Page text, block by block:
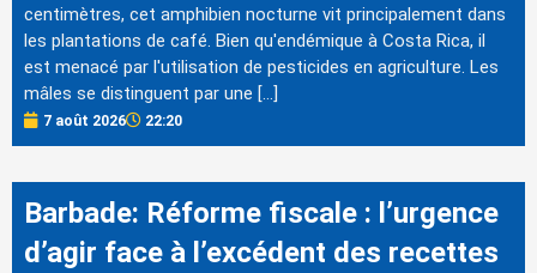
centimètres, cet amphibien nocturne vit principalement dans
les plantations de café. Bien qu'endémique à Costa Rica, il
est menacé par l'utilisation de pesticides en agriculture. Les
mâles se distinguent par une […]
7 août 2026 22:20
Barbade: Réforme fiscale : l’urgence
d’agir face à l’excédent des recettes